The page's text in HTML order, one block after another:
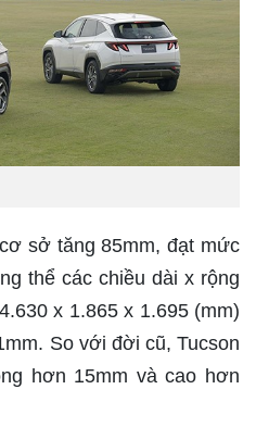
sở tăng 85mm, đạt mức
thể các chiều dài x rộng
x 1.865 x 1.695 (mm)
So với đời cũ, Tucson
hơn 15mm và cao hơn